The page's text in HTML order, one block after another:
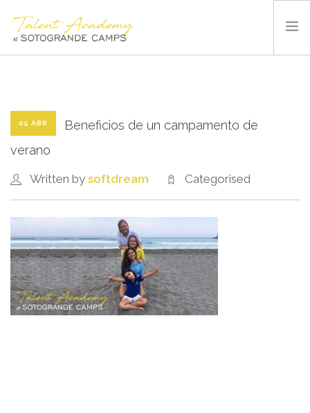
INSTALACIONES Y DEPORTES
CONTACTO
05 ABR
Beneficios de un campamento de
verano
Written by softdream Categorised